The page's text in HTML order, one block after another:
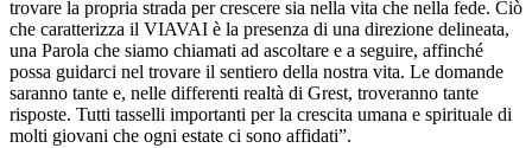
trovare la propria strada per crescere sia nella vita che nella fede. Ciò
che caratterizza il VIAVAI è la presenza di una direzione delineata,
una Parola che siamo chiamati ad ascoltare e a seguire, affinché
possa guidarci nel trovare il sentiero della nostra vita. Le domande
saranno tante e, nelle differenti realtà di Grest, troveranno tante
risposte. Tutti tasselli importanti per la crescita umana e spirituale di
molti giovani che ogni estate ci sono affidati”.